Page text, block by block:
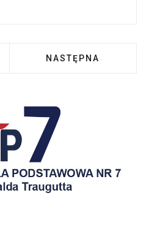
MIĘDZYSZKOLNY
NASTĘPNA
NASTĘPNA